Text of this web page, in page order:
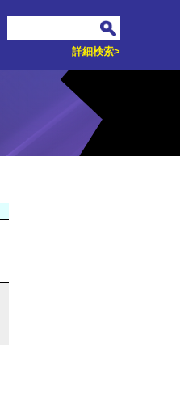
詳細検索>